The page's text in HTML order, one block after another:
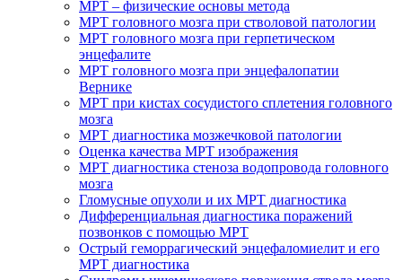
МРТ – физические основы метода
МРТ головного мозга при стволовой патологии
МРТ головного мозга при герпетическом
энцефалите
МРТ головного мозга при энцефалопатии
Вернике
МРТ при кистах сосудистого сплетения головного
мозга
МРТ диагностика мозжечковой патологии
Оценка качества МРТ изображения
МРТ диагностика стеноза водопровода головного
мозга
Гломусные опухоли и их МРТ диагностика
Дифференциальная диагностика поражений
позвонков с помощью МРТ
Острый геморрагический энцефаломиелит и его
МРТ диагностика